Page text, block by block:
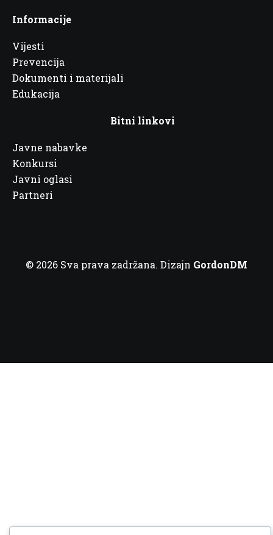
Informacije
Vijesti
Prevencija
Dokumenti i materijali
Edukacija
Bitni linkovi
Javne nabavke
Konkursi
Javni oglasi
Partneri
© 2026 Sva prava zadržana. Dizajn GordonDM